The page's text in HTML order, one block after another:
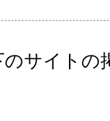
サイトの